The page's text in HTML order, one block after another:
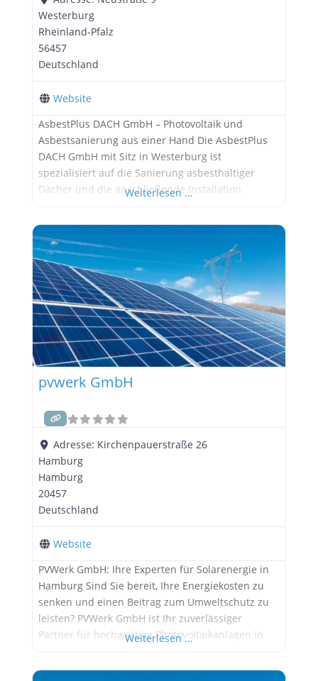
Westerburg
Rheinland-Pfalz
56457
Deutschland
Website
AsbestPlus DACH GmbH – Photovoltaik und
Asbestsanierung aus einer Hand Die AsbestPlus
DACH GmbH mit Sitz in Westerburg ist
spezialisiert auf die Sanierung asbesthaltiger
Dächer und die anschließende Installation
Die kostenfreie Asbestsanierung inklusive neuer
Dachhaut wird mit einer PV-Anlage kombiniert, die
langfristig grünen Strom liefert und Einnahmen
generiert. Besonders für Industrie-
Weiterlesen …
pvwerk GmbH
Adresse: Kirchenpauerstraße 26
Hamburg
Hamburg
20457
Deutschland
Website
PVWerk GmbH: Ihre Experten für Solarenergie in
Hamburg Sind Sie bereit, Ihre Energiekosten zu
senken und einen Beitrag zum Umweltschutz zu
leisten? PVWerk GmbH ist Ihr zuverlässiger
Partner für hochwertige Photovoltaikanlagen in
maßgeschneiderte Solarlösungen, die perfekt auf
Weiterlesen …